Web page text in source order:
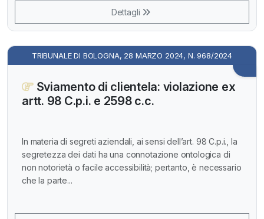
Dettagli
TRIBUNALE DI BOLOGNA, 28 MARZO 2024, N. 968/2024
Sviamento di clientela: violazione ex
artt. 98 C.p.i. e 2598 c.c.
In materia di segreti aziendali, ai sensi dell’art. 98 C.p.i., la
segretezza dei dati ha una connotazione ontologica di
non notorietà o facile accessibilità; pertanto, è necessario
che la parte...